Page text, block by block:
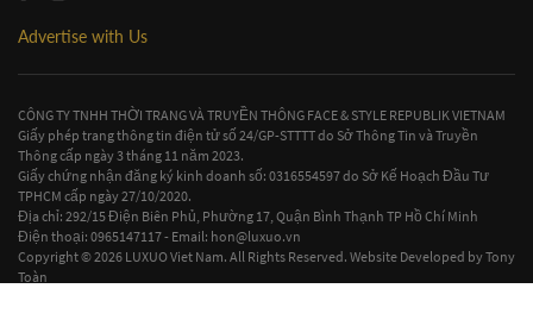
Advertise with Us
CÔNG TY TNHH THỜI TRANG VÀ TRUYỀN THÔNG FACE & STYLE REPUBLIK VIETNAM
Giấy phép trang thông tin điện tử số 24/GP-STTTT do Sở Thông Tin và Truyền
Thông cấp ngày 3 tháng 11 năm 2023.
Giấy chứng nhận đăng ký kinh doanh số: 0316554597 do Sở Kế Hoạch Đầu Tư
TPHCM cấp ngày 27/10/2020.
Địa chỉ: 292/15 Điện Biên Phủ, Phường 17, Quận Bình Thạnh TP Hồ Chí Minh
Điện thoại: 0965147117 - Email: hon@luxuo.vn
Copyright © 2026 LUXUO Viet Nam. All Rights Reserved. Website Developed byTony
Toàn